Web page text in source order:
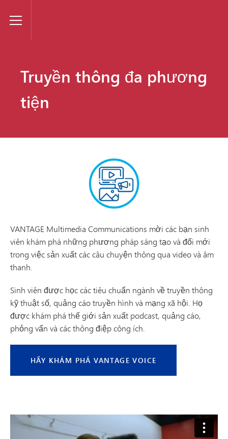
Toggle Menu
Truyền thông đa phương
tiện
VANTAGE Multimedia Communications mời các bạn sinh
viên khám phá những phương pháp sáng tạo và đổi mới
trong việc sản xuất các câu chuyện thông qua video và âm
thanh.
Sinh viên được học các tiêu chuẩn ngành về truyền thông
kỹ thuật số, quảng cáo truyền hình và mạng xã hội. Họ
được khám phá thế giới sản xuất podcast, quảng cáo,
phỏng vấn và các thông điệp công ích.
HÃY KHÁM PHÁ VANTAGE VOICE